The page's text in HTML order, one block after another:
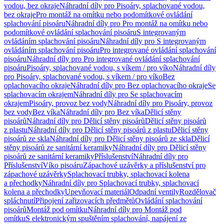
vodou, bez okrajeNáhradní díly pro Pisoáry, splachované vodou,
bez okrajePro montáž na omítku nebo podomítkové ovládání
splachování pisoáruNáhradní díly pro Pro montáž na omítku nebo
podomítkové ovládání splachování pisoáruS integrovaným
ovládáním splachování pisoáruNáhradní díly pro S integrovaným
ovládáním splachování pisoáruPro integrované ovládání splachování
pisoáruNáhradní díly pro Pro integrované ovládání splachování
pisoáruPisoáry, splachované vodou, s víkem / pro víkoNáhradní díly
pro Pisoáry, splachované vodou, s víkem / pro víkoBez
oplachovacího okrajeNáhradní díly pro Bez oplachovacího okrajeSe
splachovacím okrajemNáhradní díly pro Se splachovacím
okrajemPisoáry, provoz bez vodyNáhradní díly pro Pisoáry, provoz
bez vodyBez víkaNáhradní díly pro Bez víkaDělicí stěny
pisoárůNáhradní díly pro Dělicí stěny pisoárůDělicí stěny pisoárů
z plastuNáhradní díly pro Dělicí stěny pisoárů z plastuDělicí stěny
pisoárů ze sklaNáhradní díly pro Dělicí stěny pisoárů ze sklaDělicí
stěny pisoárů ze sanitární keramikyNáhradní díly pro Dělicí stěny
pisoárů ze sanitární keramikyPříslušenstvíNáhradní díly pro
PříslušenstvíVíko pisoáruZápachové uzávěrky a příslušenství pro
zápachové uzávěrkySplachovací trubky, splachovací kolena
a přechodkyNáhradní díly pro Splachovací trubky, splachovací
kolena a přechodkyUpevňovací materiálOdpadní ventilyRozdělovač
spláchnutíPřipojení zařizovacích předmětůOvládání splachování
pisoárůMontáž pod omítkuNáhradní díly pro Montáž pod
omítkuS elektronickým spuštěním splachování, napájení ze